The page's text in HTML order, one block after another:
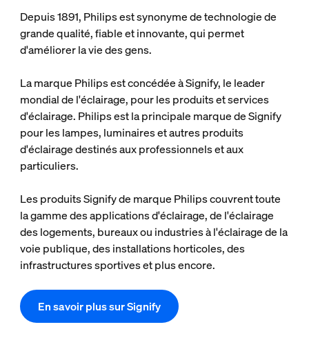
Depuis 1891, Philips est synonyme de technologie de
grande qualité, fiable et innovante, qui permet
d'améliorer la vie des gens.
La marque Philips est concédée à Signify, le leader
mondial de l'éclairage, pour les produits et services
d'éclairage. Philips est la principale marque de Signify
pour les lampes, luminaires et autres produits
d'éclairage destinés aux professionnels et aux
particuliers.
Les produits Signify de marque Philips couvrent toute
la gamme des applications d'éclairage, de l'éclairage
des logements, bureaux ou industries à l'éclairage de la
voie publique, des installations horticoles, des
infrastructures sportives et plus encore.
En savoir plus sur Signify